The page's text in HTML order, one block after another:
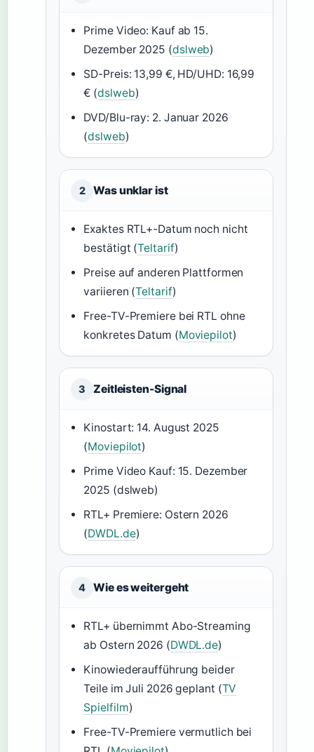
Prime Video: Kauf ab 15.
Dezember 2025 (dslweb)
SD-Preis: 13,99 €, HD/UHD: 16,99
€ (dslweb)
DVD/Blu-ray: 2. Januar 2026
(dslweb)
2 Was unklar ist
Exaktes RTL+-Datum noch nicht
bestätigt (Teltarif)
Preise auf anderen Plattformen
variieren (Teltarif)
Free-TV-Premiere bei RTL ohne
konkretes Datum (Moviepilot)
3 Zeitleisten-Signal
Kinostart: 14. August 2025
(Moviepilot)
Prime Video Kauf: 15. Dezember
2025 (dslweb)
RTL+ Premiere: Ostern 2026
(DWDL.de)
4 Wie es weitergeht
RTL+ übernimmt Abo-Streaming
ab Ostern 2026 (DWDL.de)
Kinowiederaufführung beider
Teile im Juli 2026 geplant (TV
Spielfilm)
Free-TV-Premiere vermutlich bei